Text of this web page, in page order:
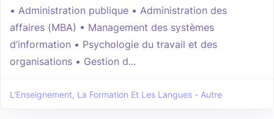
• Administration publique • Administration des
affaires (MBA) • Management des systèmes
d’information • Psychologie du travail et des
organisations • Gestion d...
L'Enseignement, La Formation Et Les Langues - Autre